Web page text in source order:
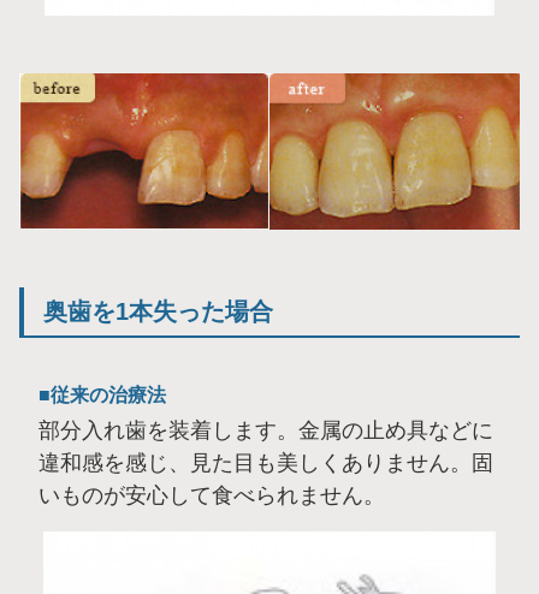
奥歯を1本失った場合
従来の治療法
部分入れ歯を装着します。金属の止め具などに
違和感を感じ、見た目も美しくありません。固
いものが安心して食べられません。